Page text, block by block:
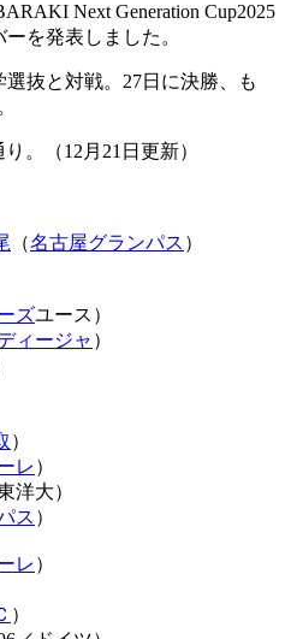
Next Generation Cup2025
を発表しました。
抜と対戦。27日に決勝、も
。（12月21日更新）
（名古屋グランパス ）
ズユース）
ィージャ ）
）
レ ）
洋大）
ス ）
レ ）
）